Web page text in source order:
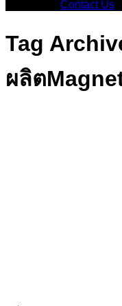
Contact Us
Tag
ผลิต